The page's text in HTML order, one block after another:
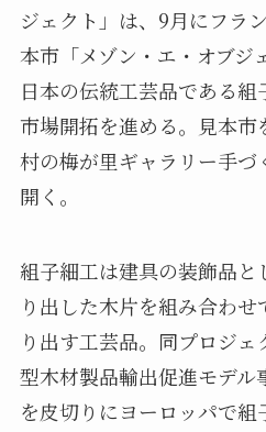
ジェクト」は、9月にフラ
本市「メゾン・エ・オブジ
日本の伝統工芸品である組
市場開拓を進める。見本市
村の梅が里ギャラリー手づ
開く。
組子細工は建具の装飾品
り出した木片を組み合わ
り出す工芸品。同プロジ
型木材製品輸出促進モデル
を皮切りにヨーロッパで